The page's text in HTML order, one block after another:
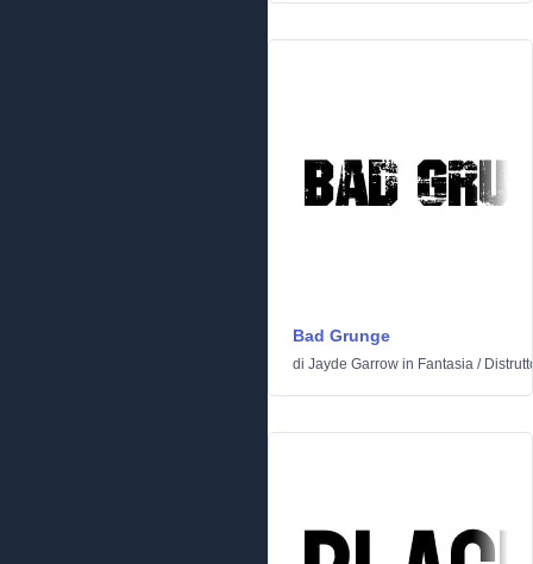
Bad Grunge
di Jayde Garrow in Fantasia /